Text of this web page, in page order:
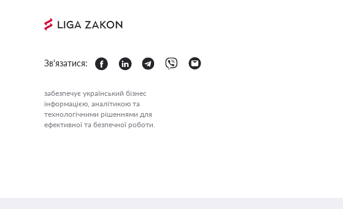
Зв'язатися:
забезпечує український бізнес
інформацією, аналітикою та
технологічними рішеннями для
ефективної та безпечної роботи.